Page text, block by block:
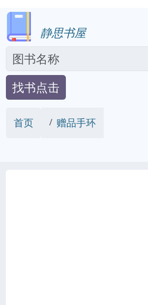
静思书屋
找书点击
首页 赠品手环